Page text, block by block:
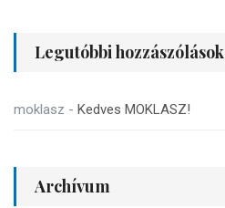
Legutóbbi hozzászólások
moklasz - Kedves MOKLASZ!
Archívum